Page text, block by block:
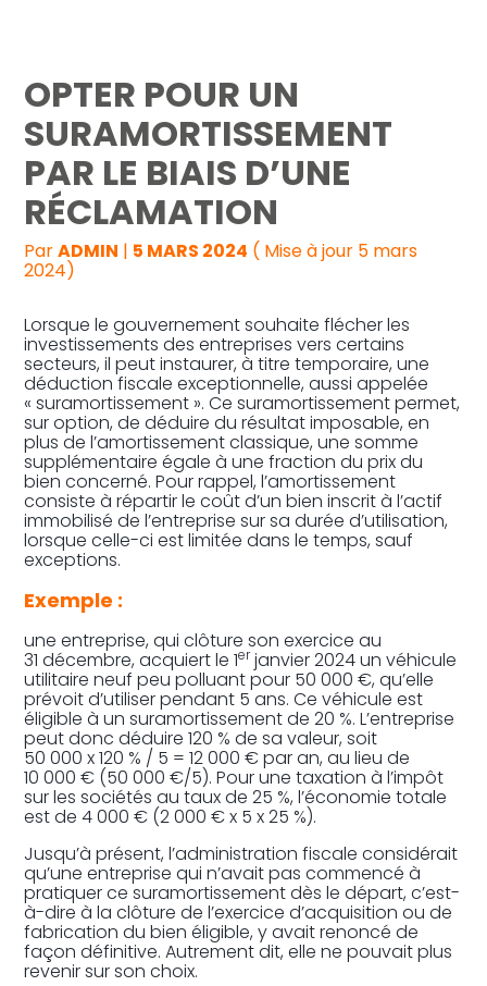
Gestion au quotidien
Pilotage d’entreprise
Audit
OPTER POUR UN
SURAMORTISSEMENT
PAR LE BIAIS D’UNE
RÉCLAMATION
ParADMIN | 5 MARS 2024 ( Mise à jour 5 mars
2024)
Lorsque le gouvernement souhaite flécher les
investissements des entreprises vers certains
secteurs, il peut instaurer, à titre temporaire, une
déduction fiscale exceptionnelle, aussi appelée
« suramortissement ». Ce suramortissement permet,
sur option, de déduire du résultat imposable, en
plus de l’amortissement classique, une somme
supplémentaire égale à une fraction du prix du
bien concerné. Pour rappel, l’amortissement
consiste à répartir le coût d’un bien inscrit à l’actif
immobilisé de l’entreprise sur sa durée d’utilisation,
lorsque celle-ci est limitée dans le temps, sauf
exceptions.
Exemple :
une entreprise, qui clôture son exercice au
31 décembre, acquiert le 1erjanvier 2024 un véhicule
utilitaire neuf peu polluant pour 50 000 €, qu’elle
prévoit d’utiliser pendant 5 ans. Ce véhicule est
éligible à un suramortissement de 20 %. L’entreprise
peut donc déduire 120 % de sa valeur, soit
50 000 x 120 % / 5 = 12 000 € par an, au lieu de
10 000 € (50 000 €/5). Pour une taxation à l’impôt
sur les sociétés au taux de 25 %, l’économie totale
est de 4 000 € (2 000 € x 5 x 25 %).
Jusqu’à présent, l’administration fiscale considérait
qu’une entreprise qui n’avait pas commencé à
pratiquer ce suramortissement dès le départ, c’est-
à-dire à la clôture de l’exercice d’acquisition ou de
fabrication du bien éligible, y avait renoncé de
façon définitive. Autrement dit, elle ne pouvait plus
revenir sur son choix.